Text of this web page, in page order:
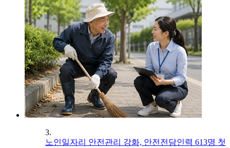
3.
노인일자리 안전관리 강화, 안전전담인력 613명 첫